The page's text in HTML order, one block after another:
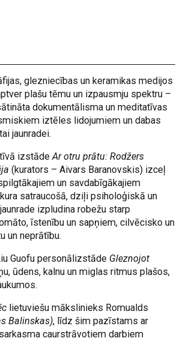
glezniecības un keramikas medijos
plašu tēmu un izpausmju spektru –
dokumentālisma un meditatīvas
iztēles lidojumiem un dabas
jaunradei.
izstādeAr otru prātu: Rodžers
(kurators – Aivars Baranovskis) izceļ
un savdabīgākajiem
satraucošā, dziļi psiholoģiskā un
izpludina robežu starp
īstenību un sapņiem, cilvēcisko un
un neprātību.
Guofu personālizstāde Gleznojot
ūdens, kalnu un miglas ritmus plašos,
lietuviešu mākslinieks Romualds
Balinskas), līdz šim pazīstams ar
caurstrāvotiem darbiem